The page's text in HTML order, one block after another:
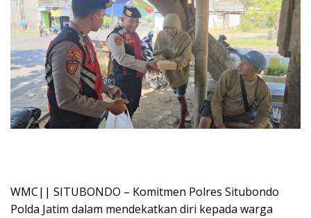
WMC|| SITUBONDO – Komitmen Polres Situbondo
Polda Jatim dalam mendekatkan diri kepada warga